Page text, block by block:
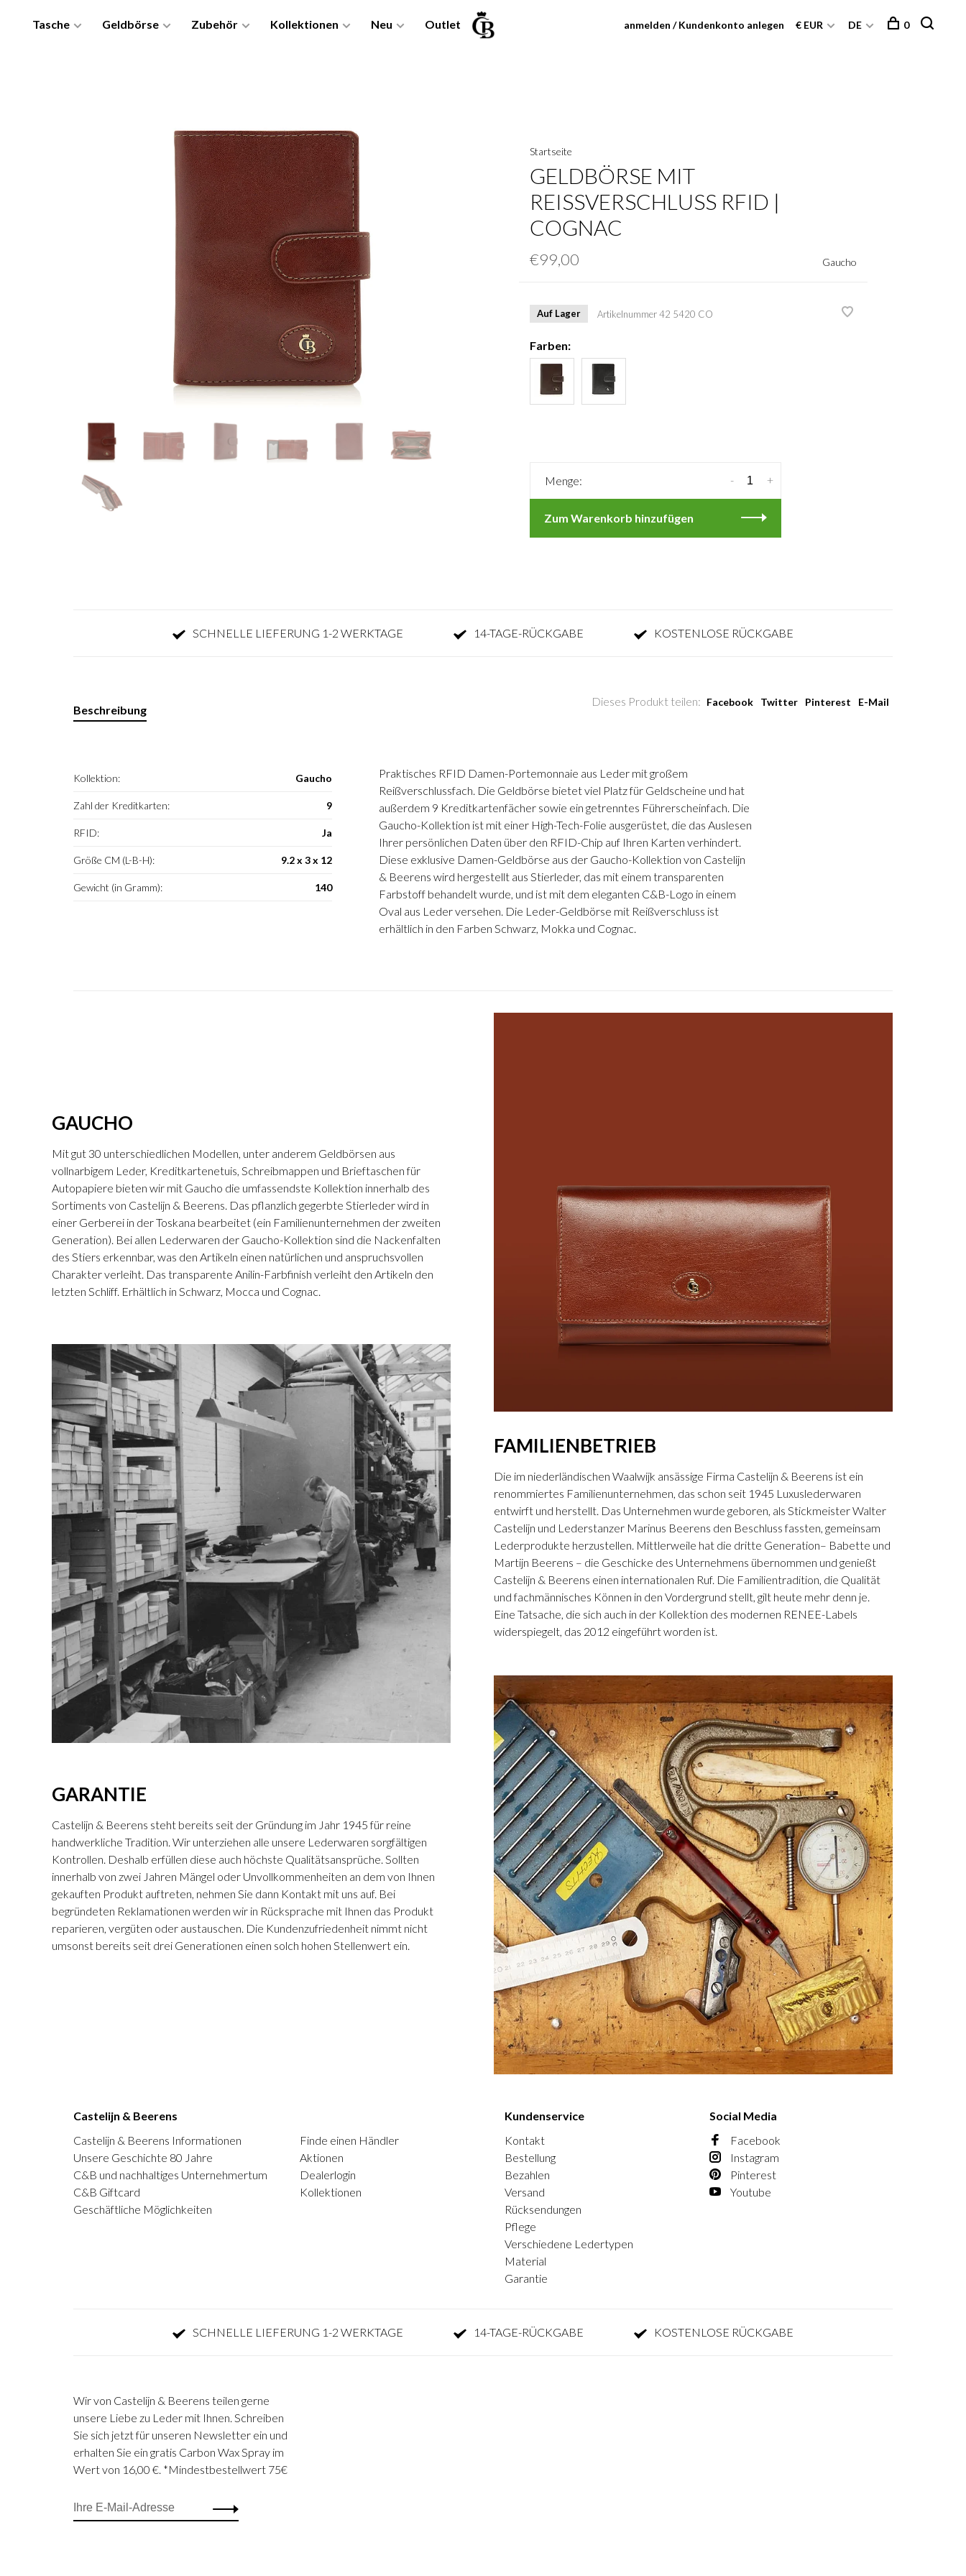
Tasche Geldbörse Zubehör Kollektionen Neu Outlet anmelden / Kundenkonto anlegen € EUR DE 0
Startseite
GELDBÖRSE MIT
REISSVERSCHLUSS RFID | C
OGNAC
€99,00 Gaucho
Auf Lager Artikelnummer42 5420 CO
Farben:
Menge: +
-
Zum Warenkorb hinzufügen
SCHNELLE LIEFERUNG 1-2 WERKTAGE 14-TAGE-RÜCKGABE KOSTENLOSE RÜCKGABE
Dieses Produkt teilen: Facebook Twitter Pinterest E-Mail
Beschreibung
Kollektion: Gaucho
Zahl der Kreditkarten: 9
RFID: Ja
Größe CM (L-B-H): 9.2 x 3 x 12
Gewicht (in Gramm): 140
Praktisches RFID Damen-Portemonnaie aus Leder mit großem
Reißverschlussfach. Die Geldbörse bietet viel Platz für Geldscheine und hat
außerdem 9 Kreditkartenfächer sowie ein getrenntes Führerscheinfach. Die
Gaucho-Kollektion ist mit einer High-Tech-Folie ausgerüstet, die das Auslesen
Ihrer persönlichen Daten über den RFID-Chip auf Ihren Karten verhindert.
Diese exklusive Damen-Geldbörse aus der Gaucho-Kollektion von Castelijn
& Beerens wird hergestellt aus Stierleder, das mit einem transparenten
Farbstoff behandelt wurde, und ist mit dem eleganten C&B-Logo in einem
Oval aus Leder versehen. Die Leder-Geldbörse mit Reißverschluss ist
erhältlich in den Farben Schwarz, Mokka und Cognac.
GAUCHO
Mit gut 30 unterschiedlichen Modellen, unter anderem Geldbörsen aus
vollnarbigem Leder, Kreditkartenetuis, Schreibmappen und Brieftaschen für
Autopapiere bieten wir mit Gaucho die umfassendste Kollektion innerhalb des
Sortiments von Castelijn & Beerens. Das pflanzlich gegerbte Stierleder wird in
einer Gerberei in der Toskana bearbeitet (ein Familienunternehmen der zweiten
Generation). Bei allen Lederwaren der Gaucho-Kollektion sind die Nackenfalten
des Stiers erkennbar, was den Artikeln einen natürlichen und anspruchsvollen
Charakter verleiht. Das transparente Anilin-Farbfinish verleiht den Artikeln den
letzten Schliff. Erhältlich in Schwarz, Mocca und Cognac.
FAMILIENBETRIEB
Die im niederländischen Waalwijk ansässige Firma Castelijn & Beerens ist ein
renommiertes Familienunternehmen, das schon seit 1945 Luxuslederwaren
entwirft und herstellt. Das Unternehmen wurde geboren, als Stickmeister Walter
Castelijn und Lederstanzer Marinus Beerens den Beschluss fassten, gemeinsam
Lederprodukte herzustellen. Mittlerweile hat die dritte Generation– Babette und
Martijn Beerens – die Geschicke des Unternehmens übernommen und genießt
Castelijn & Beerens einen internationalen Ruf. Die Familientradition, die Qualität
und fachmännisches Können in den Vordergrund stellt, gilt heute mehr denn je.
Eine Tatsache, die sich auch in der Kollektion des modernen RENEE-Labels
widerspiegelt, das 2012 eingeführt worden ist.
GARANTIE
Castelijn & Beerens steht bereits seit der Gründung im Jahr 1945 für reine
handwerkliche Tradition. Wir unterziehen alle unsere Lederwaren sorgfältigen
Kontrollen. Deshalb erfüllen diese auch höchste Qualitätsansprüche. Sollten
innerhalb von zwei Jahren Mängel oder Unvollkommenheiten an dem von Ihnen
gekauften Produkt auftreten, nehmen Sie dann Kontakt mit uns auf. Bei
begründeten Reklamationen werden wir in Rücksprache mit Ihnen das Produkt
reparieren, vergüten oder austauschen. Die Kundenzufriedenheit nimmt nicht
umsonst bereits seit drei Generationen einen solch hohen Stellenwert ein.
Castelijn & Beerens
Castelijn & Beerens Informationen
Unsere Geschichte 80 Jahre
C&B und nachhaltiges Unternehmertum
C&B Giftcard
Geschäftliche Möglichkeiten
Finde einen Händler
Aktionen
Dealerlogin
Kollektionen
Kundenservice
Kontakt
Bestellung
Bezahlen
Versand
Rücksendungen
Pflege
Verschiedene Ledertypen
Material
Garantie
Social Media
Facebook
Instagram
Pinterest
Youtube
SCHNELLE LIEFERUNG 1-2 WERKTAGE 14-TAGE-RÜCKGABE KOSTENLOSE RÜCKGABE
Wir von Castelijn & Beerens teilen gerne
unsere Liebe zu Leder mit Ihnen. Schreiben
Sie sich jetzt für unseren Newsletter ein und
erhalten Sie ein gratis Carbon Wax Spray im
Wert von 16,00 €. *Mindestbestellwert 75€